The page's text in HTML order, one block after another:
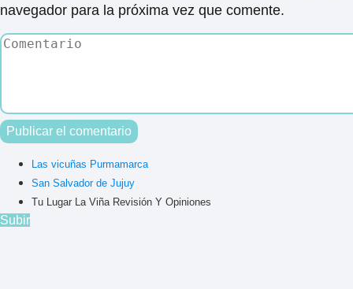
navegador para la próxima vez que comente.
Las vicuñas Purmamarca
San Salvador de Jujuy
Tu Lugar La Viña Revisión Y Opiniones
Subir